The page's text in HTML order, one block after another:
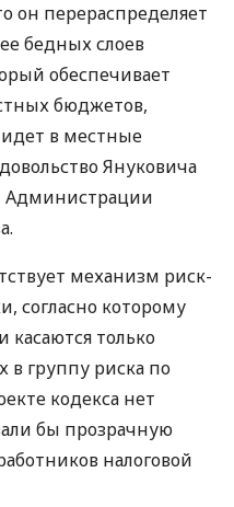
он перераспределяет
бедных слоев
обеспечивает
бюджетов,
идет в местные
Януковича
Администрации
механизм риск-
согласно которому
касаются только
группу риска по
кодекса нет
бы прозрачную
налоговой